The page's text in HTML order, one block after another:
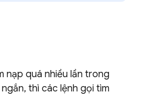
nạp quá nhiều lần trong
thì các lệnh gọi tìm